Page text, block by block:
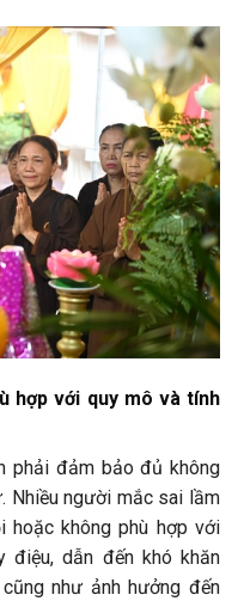
hợp với quy mô và tính
phải đảm bảo đủ không
Nhiều người mắc sai lầm
hoặc không phù hợp với
dẫn đến khó khăn
như ảnh hưởng đến